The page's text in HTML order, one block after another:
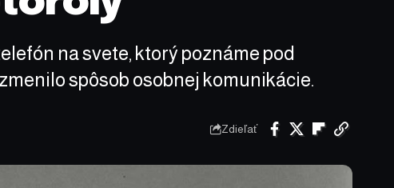
na svete, ktorý poznáme pod
spôsob osobnej komunikácie.
Zdieľať